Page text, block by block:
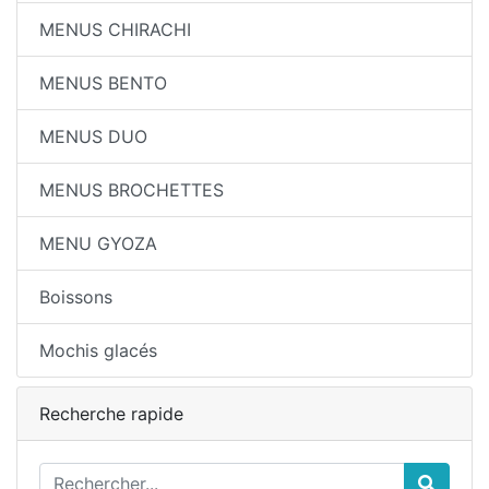
MENUS CHIRACHI
MENUS BENTO
MENUS DUO
MENUS BROCHETTES
MENU GYOZA
Boissons
Mochis glacés
Recherche rapide